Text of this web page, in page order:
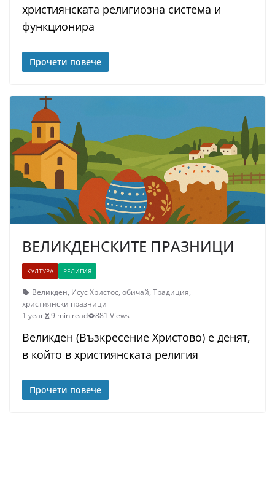
християнската религиозна система и
функционира
Прочети повече
ВЕЛИКДEНСКИТЕ ПРАЗНИЦИ
КУЛТУРА РЕЛИГИЯ
Великден, Исус Христос, обичай, Традиция,
християнски празници
1 year
9 min read 881 Views
Великден (Възкресение Христово) е денят,
в който в християнската религия
Прочети повече